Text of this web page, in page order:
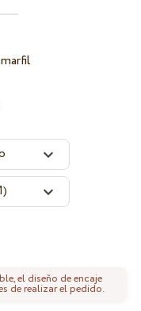
el diseño de encaje
de realizar el pedido.